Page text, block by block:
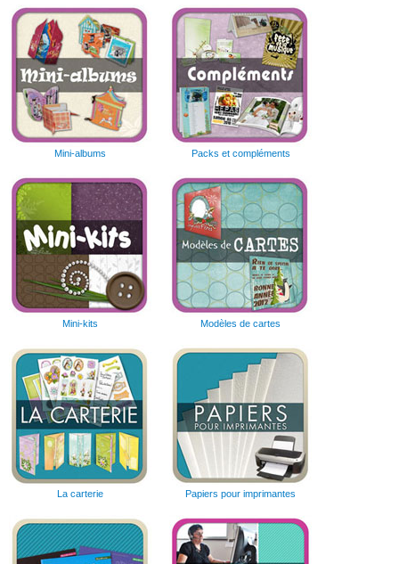
Mini-albums Packs et compléments
Mini-kits Modèles de cartes
La carterie Papiers pour imprimantes